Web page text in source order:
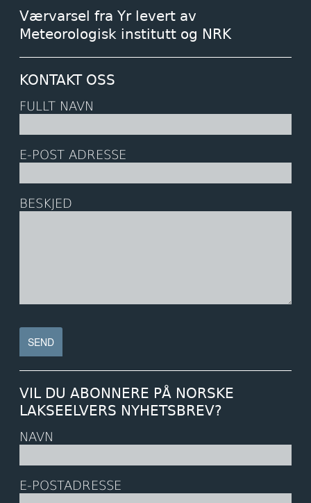
Værvarsel fra Yr levert av
Meteorologisk institutt og NRK
KONTAKT OSS
FULLT NAVN
E-POST ADRESSE
BESKJED
VIL DU ABONNERE PÅ NORSKE
LAKSEELVERS NYHETSBREV?
NAVN
E-POSTADRESSE